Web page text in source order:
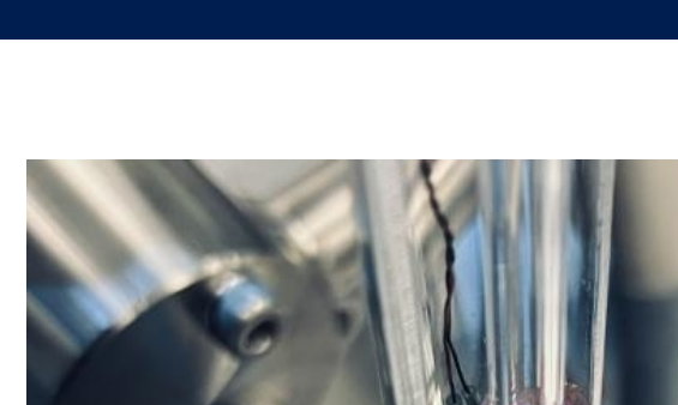
Cofrac Essai
QUI SOMMES-NOUS ?
Le Cetim en bref
Nos valeurs
Gouvernance
Rapports - Publications
Vidéo de présentation
Historique
Charte développement durable
Égalité Femmes/Hommes